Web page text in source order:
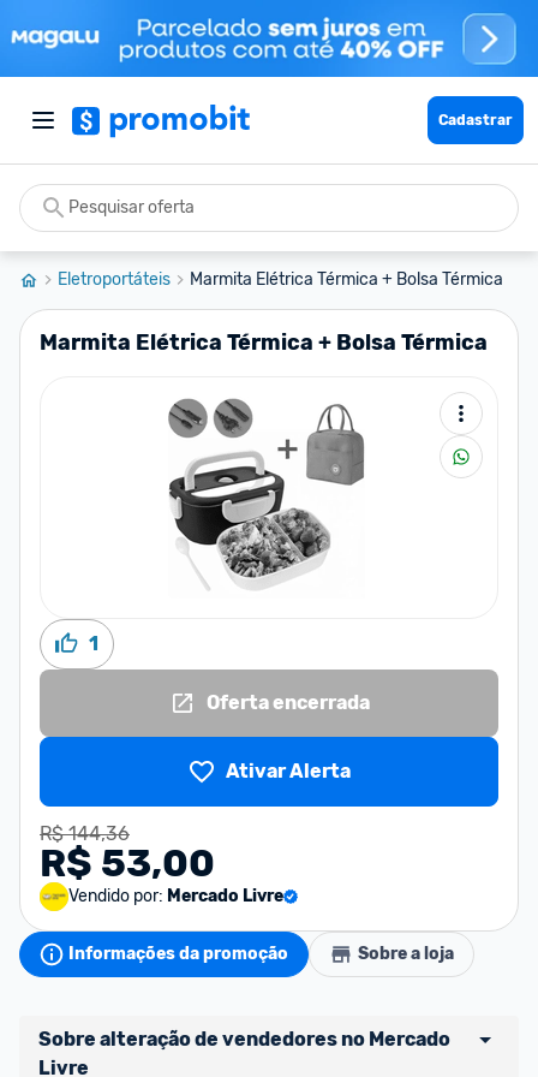
Cadastrar
Eletroportáteis Marmita Elétrica Térmica + Bolsa Térmica
Marmita Elétrica Térmica + Bolsa Térmica
1
Oferta encerrada
Ativar Alerta
R$ 144,36
R$ 53,00
Vendido por: Mercado Livre
Informações da promoção Sobre a loja
Sobre alteração de vendedores no Mercado
Livre